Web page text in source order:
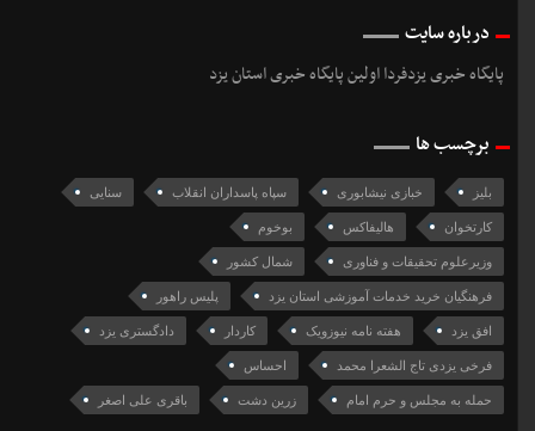
درباره سایت
پایگاه خبری یزدفردا اولین پایگاه خبری استان یزد
برچسب ها
بلیز خبازی نیشابوری سپاه پاسداران انقلاب سنایی
کارتخوان هالیفاکس بوخوم
وزیرعلوم تحقیقات و فناوری شمال کشور
فرهنگیان خرید خدمات آموزشی استان یزد پلیس راهور
افق یزد هفته نامه نیوزویک کاردار دادگستری يزد
فرخی یزدی تاج الشعرا محمد احساس
حمله به مجلس و حرم امام زرین دشت باقری علی اصغر